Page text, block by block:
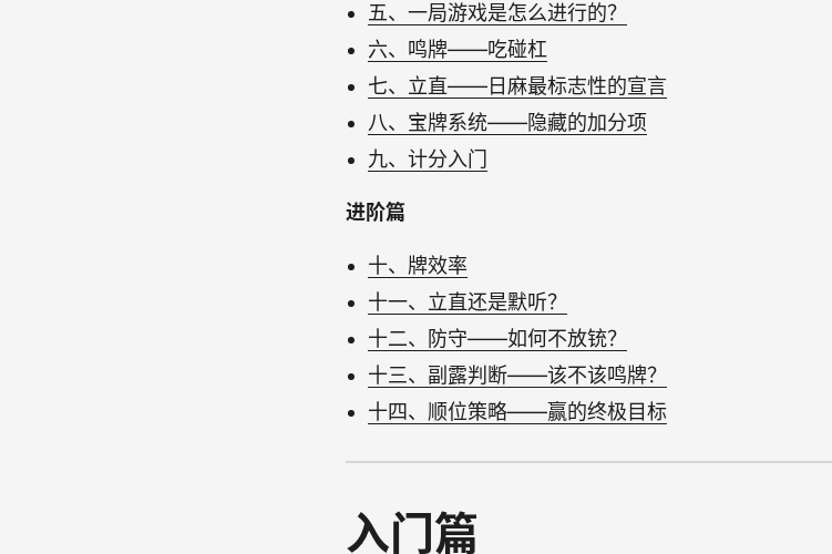
五、一局游戏是怎么进行的？
六、鸣牌——吃碰杠
七、立直——日麻最标志性的宣言
八、宝牌系统——隐藏的加分项
九、计分入门
进阶篇
十、牌效率
十一、立直还是默听？
十二、防守——如何不放铳？
十三、副露判断——该不该鸣牌？
十四、顺位策略——赢的终极目标
入门篇